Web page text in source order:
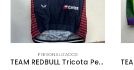
PERSONALIZADOS
TEAM REDBULL Tricota Personalizada MTB